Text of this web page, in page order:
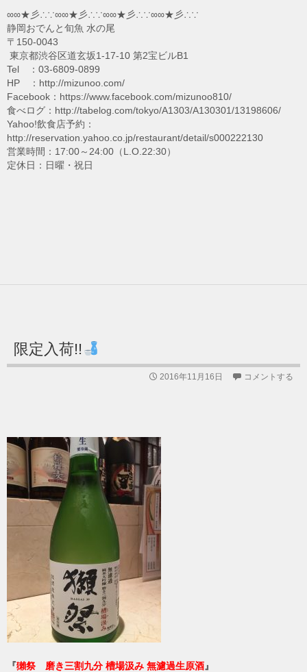
∞∞★彡∴∵∞∞★彡∴∵∞∞★彡∴∵∞∞★彡∴∵
静岡おでんと旬魚 水の尾
〒150-0043
東京都渋谷区道玄坂1-17-10 第2宝ビルB1
Tel ：03-6809-0899
HP ：http://mizunoo.com/
Facebook：https://www.facebook.com/mizunoo810/
食べログ：http://tabelog.com/tokyo/A1303/A130301/13198606/
Yahoo!飲食店予約：
http://reservation.yahoo.co.jp/restaurant/detail/s000222130
営業時間：17:00～24:00（L.O.22:30）
定休日：日曜・祝日
限定入荷!!
2016年11月16日 コメントする
『獺祭 磨き三割九分 槽場汲み 無濾過生原酒』